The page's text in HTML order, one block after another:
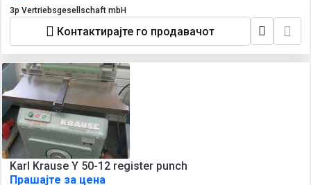
3p Vertriebsgesellschaft mbH
Контактирајте го продавачот
Karl Krause Y 50-12 register punch
Прашајте за цена